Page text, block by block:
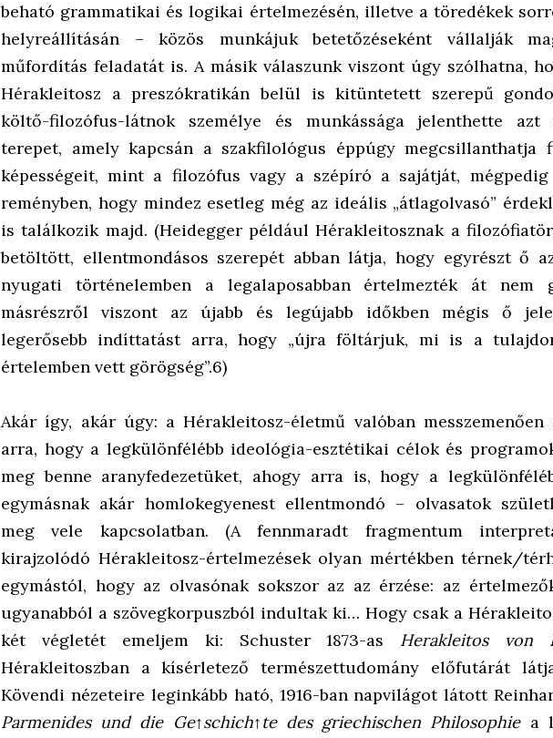
beható grammatikai és logikai értelmezésén, illetve a töredékek
helyreállításán – közös munkájuk betetőzéseként vállalják
műfordítás feladatát is. A másik válaszunk viszont úgy szólhatna,
Hérakleitosz a preszókratikán belül is kitüntetett szerepű
költő-filozófus-látnok személye és munkássága jelenthette azt
terepet, amely kapcsán a szakfilológus éppúgy megcsillanthatja
képességeit, mint a filozófus vagy a szépíró a sajátját, mégpedig
reményben, hogy mindez esetleg még az ideális „átlagolvasó”
is találkozik majd. (Heidegger például Hérakleitosznak a
betöltött, ellentmondásos szerepét abban látja, hogy egyrészt ő
nyugati történelemben a legalaposabban értelmezték át nem
másrészről viszont az újabb és legújabb időkben mégis ő
legerősebb indíttatást arra, hogy „újra föltárjuk, mi is a
értelemben vett görögség”.6)
Akár így, akár úgy: a Hérakleitosz-életmű valóban messzemenően
arra, hogy a legkülönfélébb ideológia-esztétikai célok és
meg benne aranyfedezetüket, ahogy arra is, hogy a
egymásnak akár homlokegyenest ellentmondó – olvasatok
meg vele kapcsolatban. (A fennmaradt fragmentum
kirajzolódó Hérakleitosz-értelmezések olyan mértékben térnek/
egymástól, hogy az olvasónak sokszor az az érzése: az
ugyanabból a szövegkorpuszból indultak ki… Hogy csak a
két végletét emeljem ki: Schuster 1873-as Herakleitos von
Hérakleitoszban a kísérletező természettudomány előfutárát
Kövendi nézeteire leginkább ható, 1916-ban napvilágot látott
Parmenides und die Ge↑schich↑te des griechischen Philosophiea